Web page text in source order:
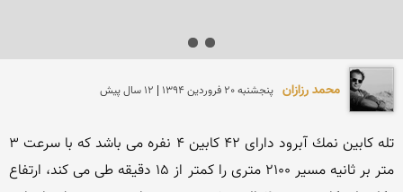
محمد رزازان پنجشنبه 20 فروردين 1394 | 12 سال پیش